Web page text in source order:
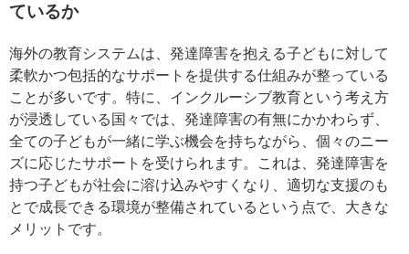
ているか
海外の教育システムは、発達障害を抱える子どもに対して
柔軟かつ包括的なサポートを提供する仕組みが整っている
ことが多いです。特に、インクルーシブ教育という考え方
が浸透している国々では、発達障害の有無にかかわらず、
全ての子どもが一緒に学ぶ機会を持ちながら、個々のニー
ズに応じたサポートを受けられます。これは、発達障害を
持つ子どもが社会に溶け込みやすくなり、適切な支援のも
とで成長できる環境が整備されているという点で、大きな
メリットです。